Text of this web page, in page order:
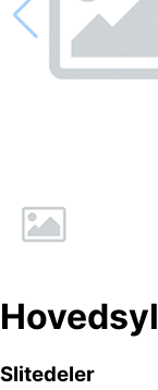
Slitedeler